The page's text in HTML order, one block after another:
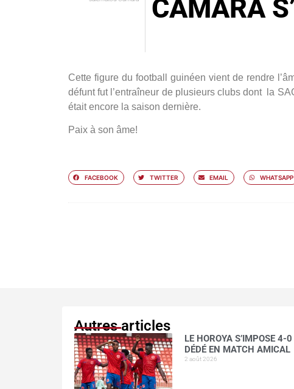
CAMARA
Cette figure du football guinéen vient de rendre
défunt fut l’entraîneur de plusieurs clubs dont la
était encore la saison dernière.
Paix à son âme!
FACEBOOK TWITTER EMAIL WHATSAPP
Autres articles
LE HOROYA S’IMPOSE 4-
DÉDÉ EN MATCH AMICAL
2 août 2026